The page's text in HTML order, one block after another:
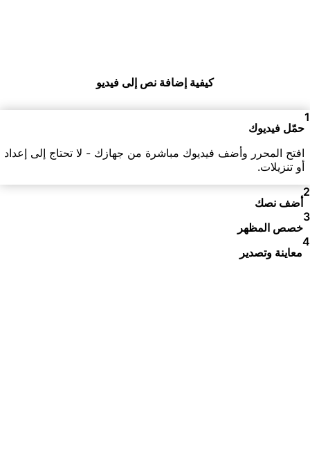
كيفية إضافة نص إلى فيديو
حمّل فيديوك
افتح المحرر وأضف فيديوك مباشرة من جهازك - لا تحتاج إلى إعداد
أو تنزيلات.
أضف نصك
خصص المظهر
معاينة وتصدير